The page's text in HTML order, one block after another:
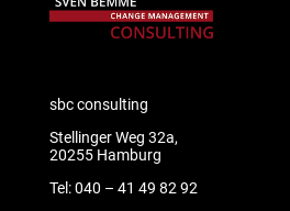
sbc consulting
Stellinger Weg 32a,
20255 Hamburg
Tel: 040 – 41 49 82 92